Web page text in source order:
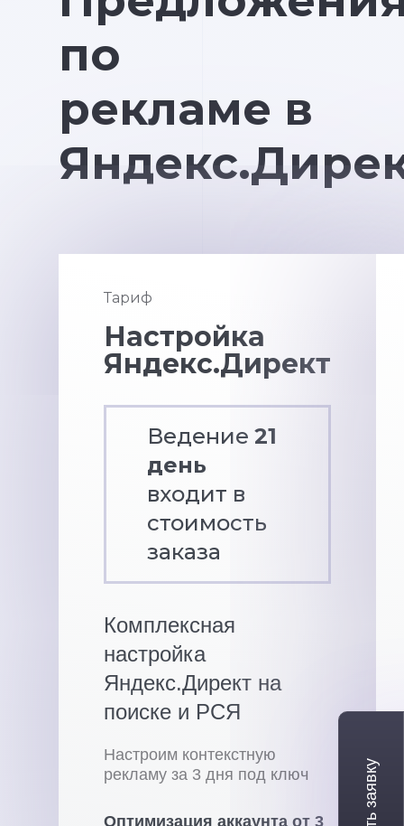
по
рекламе в
Тариф
Настройка
Яндекс.Директ
Ведение 21
день
входит в
стоимость
заказа
Комплексная
настройка
Яндекс.Директ на
поиске и РСЯ
Настроим контекстную
рекламу за 3 дня под ключ
Оптимизация аккаунта от 3